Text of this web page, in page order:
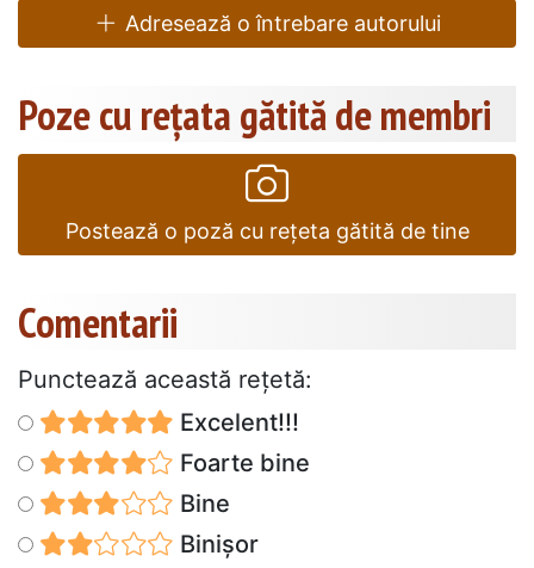
Adresează o întrebare autorului
Poze cu rețata gătită de membri
Postează o poză cu rețeta gătită de tine
Comentarii
Punctează această reţetă:
Excelent!!!
Foarte bine
Bine
Binișor